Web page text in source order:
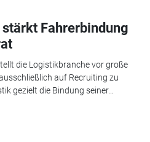
Fahrerbindung
die Logistikbranche vor große
auf Recruiting zu
gezielt die Bindung seiner...